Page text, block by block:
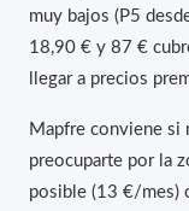
muy bajos (P5
18,90 € y 87 €
llegar a precios
Mapfre conviene si
preocuparte por la
posible (13 €/mes)